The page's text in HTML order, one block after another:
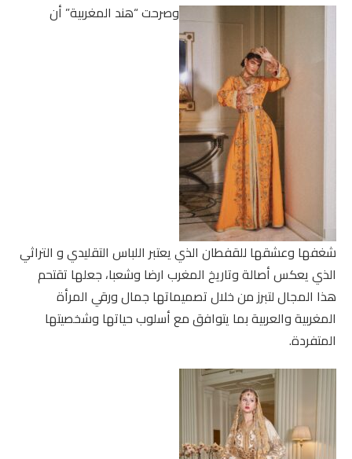
وصرحت “هند المغربية” أن
شغفها وعشقها للقفطان الذي يعتبر اللباس التقليدي و التراثي
الذي يعكس أصالة وتاريخ المغرب ارضا وشعبا، جعلها تقتحم
هذا المجال لتبرز من خلال تصميماتها جمال ورقي المرأة
المغربية والعربية بما يتوافق مع أسلوب حياتها وشخصيتها
المتفردة.